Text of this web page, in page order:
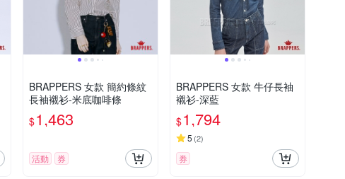
BRAPPERS 女款 簡約條紋
長袖襯衫-米底咖啡條
$1,463
活動 券
BRAPPERS 女款 牛仔長袖
襯衫-深藍
$1,794
5 (2)
券